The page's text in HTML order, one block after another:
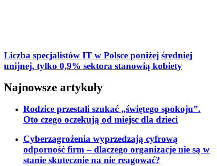
Liczba specjalistów IT w Polsce poniżej średniej
unijnej, tylko 0,9% sektora stanowią kobiety
Najnowsze artykuły
Rodzice przestali szukać „świętego spokoju”.
Oto czego oczekują od miejsc dla dzieci
Cyberzagrożenia wyprzedzają cyfrową
odporność firm – dlaczego organizacje nie są w
stanie skutecznie na nie reagować?